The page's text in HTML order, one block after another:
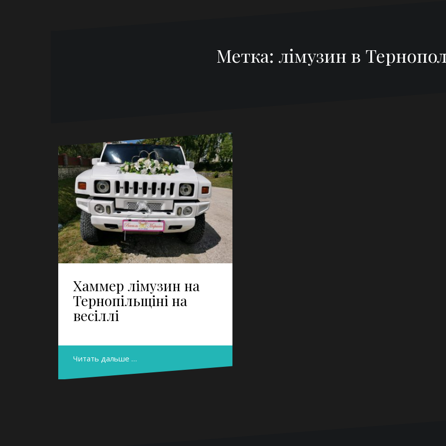
Метка: лімузин в
Хаммер лімузин на
Тернопільщіні на
весіллі
Читать дальше …